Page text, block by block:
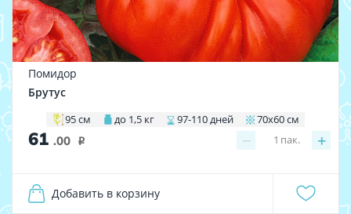
Помидор
Брутус
95 см до 1,5 кг 97-110 дней 70х60 см
61 .00 i − +
1 пак.
Добавить в корзину